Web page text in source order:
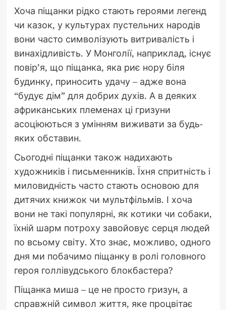
Хоча піщанки рідко стають героями легенд
чи казок, у культурах пустельних народів
вони часто символізують витривалість і
винахідливість. У Монголії, наприклад, існує
повір’я, що піщанка, яка риє нору біля
будинку, приносить удачу – адже вона
“будує дім” для добрих духів. А в деяких
африканських племенах ці гризуни
асоціюються з умінням виживати за будь-
яких обставин.
Сьогодні піщанки також надихають
художників і письменників. Їхня спритність і
миловидність часто стають основою для
дитячих книжок чи мультфільмів. І хоча
вони не такі популярні, як котики чи собаки,
їхній шарм потроху завойовує серця людей
по всьому світу. Хто знає, можливо, одного
дня ми побачимо піщанку в ролі головного
героя голлівудського блокбастера?
Піщанка миша – це не просто гризун, а
справжній символ життя, яке процвітає